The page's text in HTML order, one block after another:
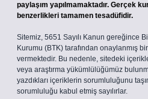
paylaşım yapılmamaktadır. Gerçek
benzerlikleri tamamen tesadüfidir.
Sitemiz, 5651 Sayılı Kanun gereğince
Kurumu (BTK) tarafından onaylanmış
vermektedir. Bu nedenle, sitedeki
veya araştırma yükümlülüğümüz
yazdıkları içeriklerin sorumluluğunu
sorumluluğu kabul etmiş sayılırlar.